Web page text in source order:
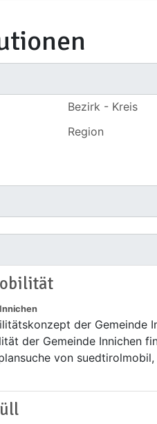
Bezirk - Kreis
Region
der Gemeinde
der Gemeinde Innichen
von suedtirolmobil,